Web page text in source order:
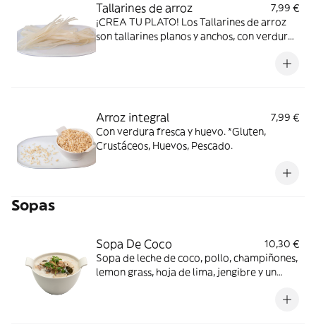
Tallarines de arroz
7,99 €
¡CREA TU PLATO! Los Tallarines de arroz
son tallarines planos y anchos, con verdura
Arroz integral
7,99 €
Con verdura fresca y huevo. *Gluten,
Crustáceos, Huevos, Pescado.
Sopas
Sopa De Coco
10,30 €
Sopa de leche de coco, pollo, champiñones,
lemon grass, hoja de lima, jengibre y un